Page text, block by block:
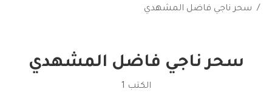
سحر ناجي فاضل المشهدي
سحر ناجي فاضل المشهدي
الكتب 1